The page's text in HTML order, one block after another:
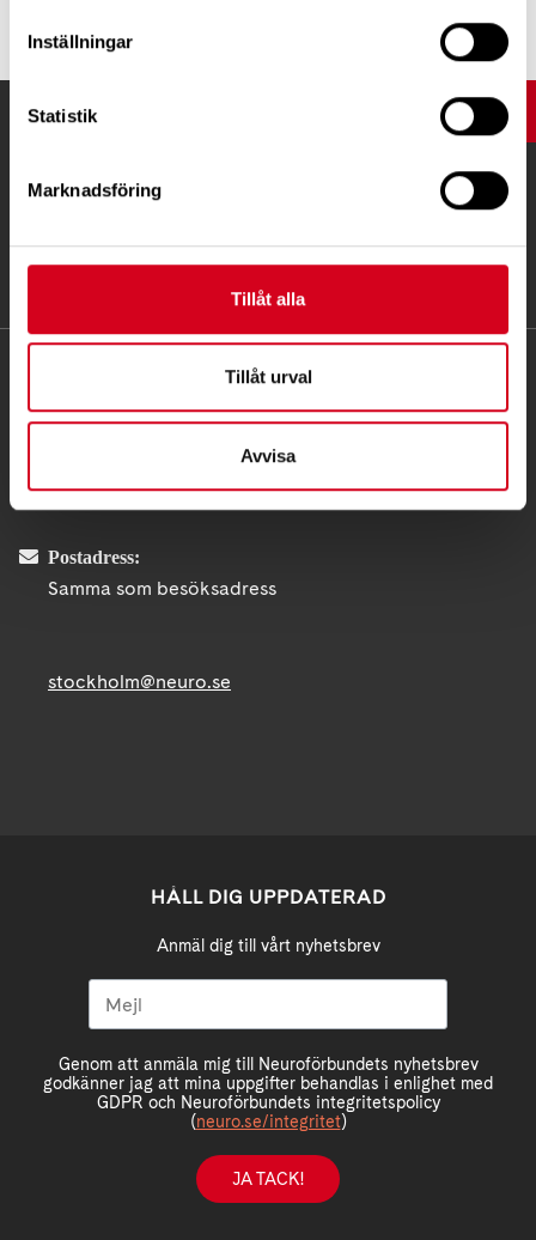
Inställningar
Statistik
Marknadsföring
Tillåt alla
Tillåt urval
Avvisa
UPP
Besöksadress:
Fatbursgatan 19, 118 28 STOCKHOLM
Telefon:08 - 720 29 40
Postadress:
Samma som besöksadress
stockholm@neuro.se
HÅLL DIG UPPDATERAD
Anmäl dig till vårt nyhetsbrev
Genom att anmäla mig till Neuroförbundets nyhetsbrev
godkänner jag att mina uppgifter behandlas i enlighet med
GDPR och Neuroförbundets integritetspolicy
(neuro.se/integritet)
JA TACK!